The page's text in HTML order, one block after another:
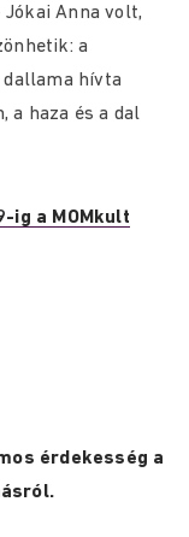
Jókai Anna volt,
a
dallama hívta
a haza és a dal
ig a MOMkult
érdekesség a